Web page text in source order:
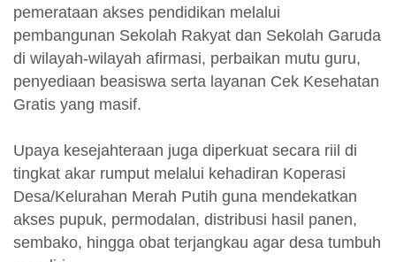
pemerataan akses pendidikan melalui
pembangunan Sekolah Rakyat dan Sekolah Garuda
di wilayah-wilayah afirmasi, perbaikan mutu guru,
penyediaan beasiswa serta layanan Cek Kesehatan
Gratis yang masif.
Upaya kesejahteraan juga diperkuat secara riil di
tingkat akar rumput melalui kehadiran Koperasi
Desa/Kelurahan Merah Putih guna mendekatkan
akses pupuk, permodalan, distribusi hasil panen,
sembako, hingga obat terjangkau agar desa tumbuh